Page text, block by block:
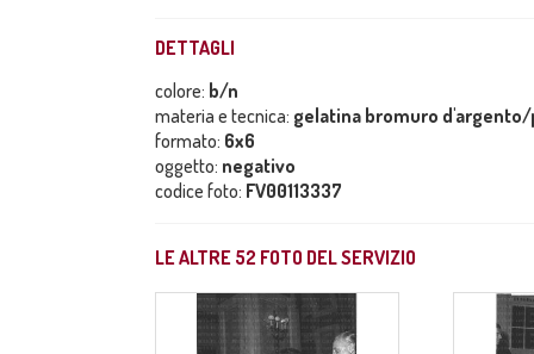
DETTAGLI
colore: b/n
materia e tecnica: gelatina bromuro
formato: 6x6
oggetto: negativo
codice foto: FV00113337
LE ALTRE 52 FOTO DEL SERVIZIO